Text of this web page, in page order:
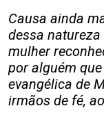
Causa ainda
dessa
mulher
por alguém
evangélica de
irmãos de fé,